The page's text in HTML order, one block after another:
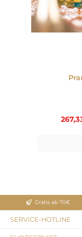
Gratis ab 70€
SERVICE-HOTLINE